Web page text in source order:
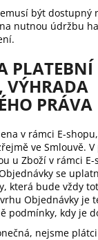
být dostupný
nutnou údržbu
PLATEBNÍ
VÝHRADA
PRÁVA
v rámci E-
ve Smlouvě.
u Zboží v rámci E-
se
která bude vždy
Objednávky je
podmínky, kdy je
nejsme plátci